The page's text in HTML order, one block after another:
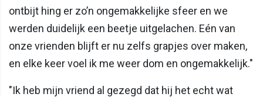
ontbijt hing er zo’n ongemakkelijke sfeer en we
werden duidelijk een beetje uitgelachen. Eén van
onze vrienden blijft er nu zelfs grapjes over maken,
en elke keer voel ik me weer dom en ongemakkelijk."
"Ik heb mijn vriend al gezegd dat hij het echt wat